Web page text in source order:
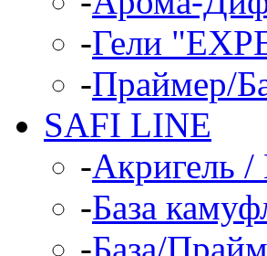
-Гели
-Праймер/
SAFI LINE
-Акригель /
-База